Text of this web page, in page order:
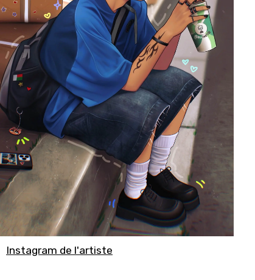
Instagram de l'artiste